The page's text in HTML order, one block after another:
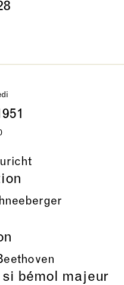
si bémol majeur